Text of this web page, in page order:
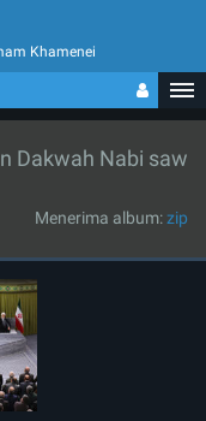
Khamenei
Dakwah Nabi saw
Menerima album:zip